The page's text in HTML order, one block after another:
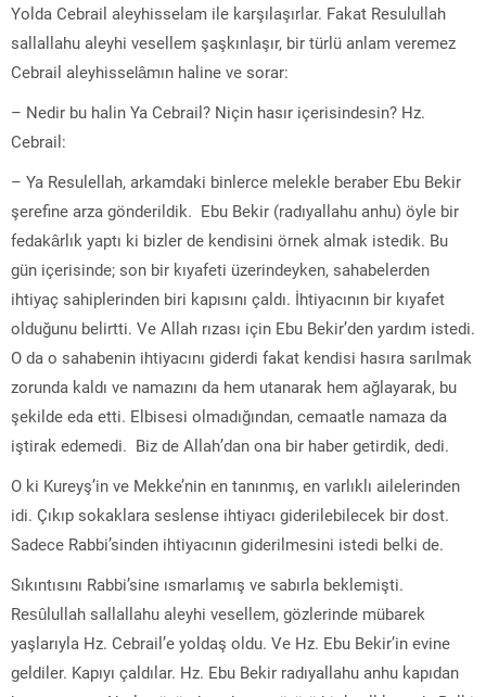
Yolda Cebrail aleyhisselam ile karşılaşırlar. Fakat Resulullah
sallallahu aleyhi vesellem şaşkınlaşır, bir türlü anlam veremez
Cebrail aleyhisselâmın haline ve sorar:
– Nedir bu halin Ya Cebrail? Niçin hasır içerisindesin? Hz.
Cebrail:
– Ya Resulellah, arkamdaki binlerce melekle beraber Ebu Bekir
şerefine arza gönderildik. Ebu Bekir (radıyallahu anhu) öyle bir
fedakârlık yaptı ki bizler de kendisini örnek almak istedik. Bu
gün içerisinde; son bir kıyafeti üzerindeyken, sahabelerden
ihtiyaç sahiplerinden biri kapısını çaldı. İhtiyacının bir kıyafet
olduğunu belirtti. Ve Allah rızası için Ebu Bekir’den yardım istedi.
O da o sahabenin ihtiyacını giderdi fakat kendisi hasıra sarılmak
zorunda kaldı ve namazını da hem utanarak hem ağlayarak, bu
şekilde eda etti. Elbisesi olmadığından, cemaatle namaza da
iştirak edemedi. Biz de Allah’dan ona bir haber getirdik, dedi.
O ki Kureyş’in ve Mekke’nin en tanınmış, en varlıklı ailelerinden
idi. Çıkıp sokaklara seslense ihtiyacı giderilebilecek bir dost.
Sadece Rabbi’sinden ihtiyacının giderilmesini istedi belki de.
Sıkıntısını Rabbi’sine ısmarlamış ve sabırla beklemişti.
Resûlullah sallallahu aleyhi vesellem, gözlerinde mübarek
yaşlarıyla Hz. Cebrail’e yoldaş oldu. Ve Hz. Ebu Bekir’in evine
geldiler. Kapıyı çaldılar. Hz. Ebu Bekir radıyallahu anhu kapıdan